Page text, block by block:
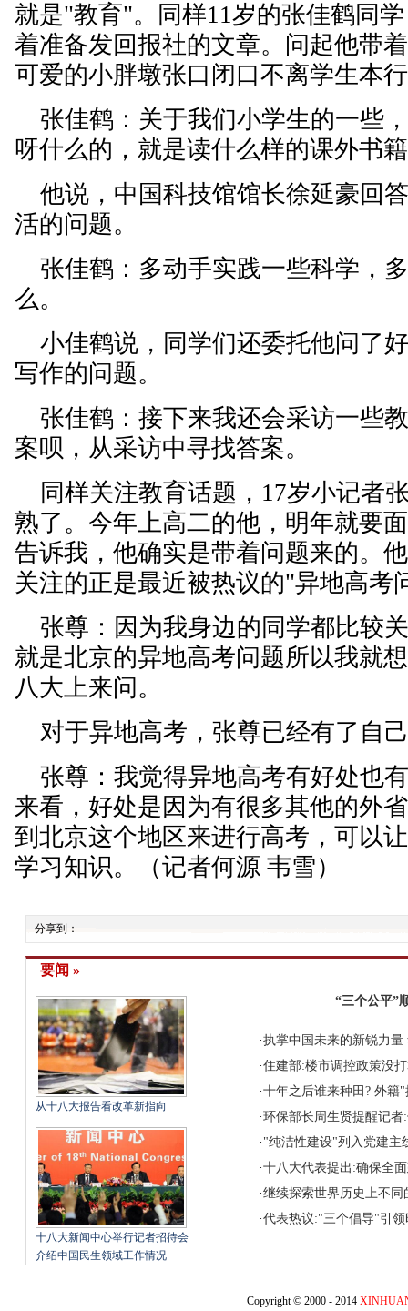
就是"教育"。同样11岁的张佳鹤同
着准备发回报社的文章。问起他带
可爱的小胖墩张口闭口不离学生本
张佳鹤：关于我们小学生的一些
呀什么的，就是读什么样的课外书
他说，中国科技馆馆长徐延豪回
活的问题。
张佳鹤：多动手实践一些科学，
么。
小佳鹤说，同学们还委托他问了
写作的问题。
张佳鹤：接下来我还会采访一些
案呗，从采访中寻找答案。
同样关注教育话题，17岁小记者
熟了。今年上高二的他，明年就要
告诉我，他确实是带着问题来的。
关注的正是最近被热议的"异地高考
张尊：因为我身边的同学都比较
就是北京的异地高考问题所以我就
八大上来问。
对于异地高考，张尊已经有了自
张尊：我觉得异地高考有好处也
来看，好处是因为有很多其他的外
到北京这个地区来进行高考，可以
学习知识。（记者何源 韦雪）
分享到：
要闻 »
从十八大报告看改革新指向
十八大新闻中心举行记者招待会
介绍中国民生领域工作情况
“三个公平”
·执掌中国未来的新锐力量
·住建部:楼市调控政策没
·十年之后谁来种田? 外籍"
·环保部长周生贤提醒记者
· "纯洁性建设"列入党建主
·十八大代表提出:确保全
·继续探索世界历史上不同
·代表热议:"三个倡导"引领
Copyright © 2000 - 2014